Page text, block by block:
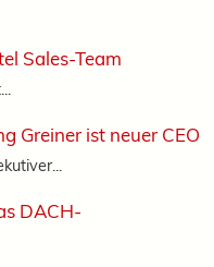
Sales-Team
Greiner ist neuer CEO
DACH-